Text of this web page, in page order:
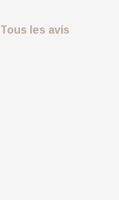
Tous les avis